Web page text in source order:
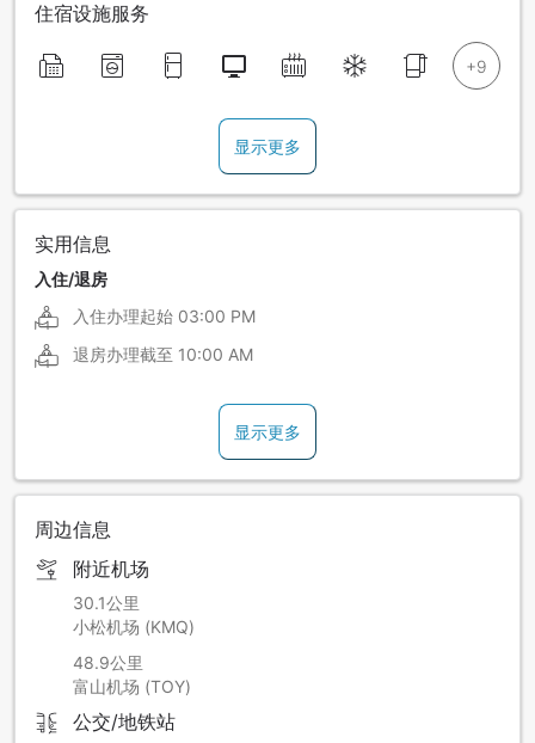
住宿设施服务
显示更多
实用信息
入住/退房
入住办理起始 03:00 PM
退房办理截至 10:00 AM
显示更多
周边信息
附近机场
30.1公里
小松机场 (KMQ)
48.9公里
富山机场 (TOY)
公交/地铁站